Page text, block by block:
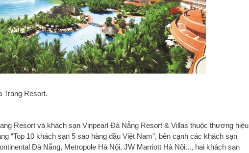
Trang Resort.
Resort và khách sạn Vinpearl Đà Nẵng Resort & Villas thuộc thương hiệu
“Top 10 khách sạn 5 sao hàng đầu Việt Nam”, bên cạnh các khách sạn
Đà Nẵng, Metropole Hà Nội, JW Marriott Hà Nội..., hai khách sạn